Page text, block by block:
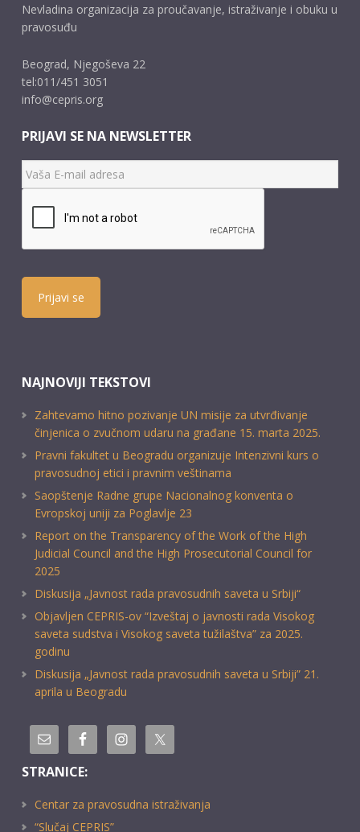
Nevladina organizacija za proučavanje, istraživanje i obuku u
pravosuđu
Beograd, Njegoševa 22
tel:011/451 3051
info@cepris.org
PRIJAVI SE NA NEWSLETTER
Prijavi se
NAJNOVIJI TEKSTOVI
Zahtevamo hitno pozivanje UN misije za utvrđivanje
činjenica o zvučnom udaru na građane 15. marta 2025.
Pravni fakultet u Beogradu organizuje Intenzivni kurs o
pravosudnoj etici i pravnim veštinama
Saopštenje Radne grupe Nacionalnog konventa o
Evropskoj uniji za Poglavlje 23
Report on the Transparency of the Work of the High
Judicial Council and the High Prosecutorial Council for
2025
Diskusija „Javnost rada pravosudnih saveta u Srbiji“
Objavljen CEPRIS-ov “Izveštaj o javnosti rada Visokog
saveta sudstva i Visokog saveta tužilaštva” za 2025.
godinu
Diskusija „Javnost rada pravosudnih saveta u Srbiji” 21.
aprila u Beogradu
STRANICE:
Centar za pravosudna istraživanja
“Slučaj CEPRIS”